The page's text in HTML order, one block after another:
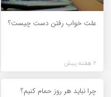
علت خواب رفتن دست چیست؟
2 هفته پیش
چرا نباید هر روز حمام کنیم؟